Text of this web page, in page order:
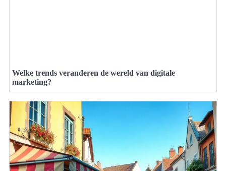
Welke trends veranderen de wereld van digitale
marketing?